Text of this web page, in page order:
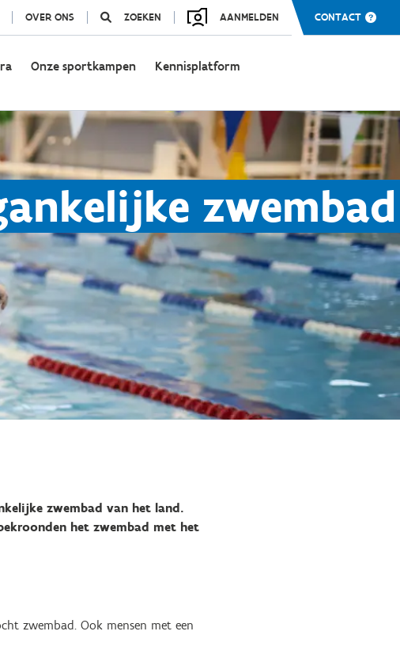
OVER ONS ZOEKEN AANMELDEN CONTACT
Onze sportkampen Kennisplatform
zwembad
zwembad van het land.
het zwembad met het
zwembad. Ook mensen met een